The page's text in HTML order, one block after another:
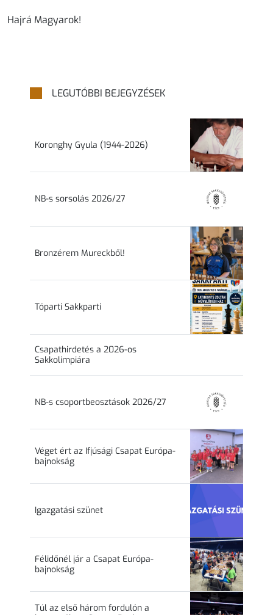
Hajrá Magyarok!
LEGUTÓBBI BEJEGYZÉSEK
Koronghy Gyula (1944-2026)
NB-s sorsolás 2026/27
Bronzérem Mureckből!
Tóparti Sakkparti
Csapathirdetés a 2026-os
Sakkolimpiára
NB-s csoportbeosztások 2026/27
Véget ért az Ifjúsági Csapat Európa-
bajnokság
Igazgatási szünet
Félidőnél jár a Csapat Európa-
bajnokság
Túl az első három fordulón a